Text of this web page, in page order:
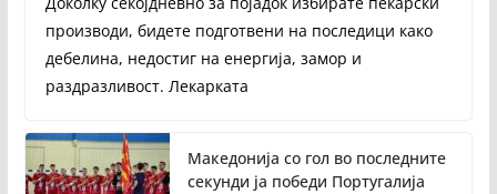
производи, бидете подготвени на последици како
дебелина, недостиг на енергија, замор и
раздразливост. Лекарката
Македонија со гол во последните
секунди ја победи Португалија